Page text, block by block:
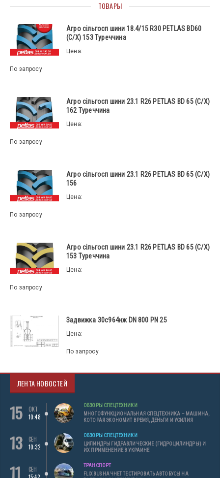
ТОВАРЫ
Агро сільгосп шини 18.4/15 R30 PETLAS BD60
(С/Х) 153 Туреччина
Цена:
По запросу
Агро сільгосп шини 23.1 R26 PETLAS BD 65 (С/Х)
162 Туреччина
Цена:
По запросу
Агро сільгосп шини 23.1 R26 PETLAS BD 65 (С/Х)
156
Цена:
По запросу
Агро сільгосп шини 23.1 R26 PETLAS BD 65 (С/Х)
153 Туреччина
Цена:
По запросу
Задвижка 30с964нж DN 800 PN 25
Цена:
По запросу
ЛЕНТА НОВОСТЕЙ
15
ОКТ
10:48
ОБЗОРЫ СПЕЦТЕХНИКИ
МНОГОФУНКЦИОНАЛЬНАЯ СПЕЦТЕХНИКА – МАШИНА,
КОТОРАЯ ЭКОНОМИТ ВРЕМЯ, ДЕНЬГИ И УСИЛИЯ
13
СЕН
10:32
ОБЗОРЫ СПЕЦТЕХНИКИ
ЦИЛИНДРЫ ГИДРАВЛИЧЕСКИЕ (ГИДРОЦИЛИНДРЫ) И
ИХ ПРИМЕНЕНИЕ В УКРАИНЕ
11
СЕН
ТРАНСПОРТ
FLIXBUS НАЧНЕТ ТЕСТИРОВАТЬ АВТОБУСЫ НА